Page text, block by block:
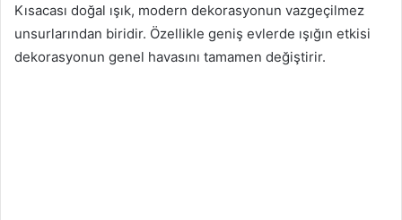
Kısacası doğal ışık, modern dekorasyonun vazgeçilmez
unsurlarından biridir. Özellikle geniş evlerde ışığın etkisi
dekorasyonun genel havasını tamamen değiştirir.